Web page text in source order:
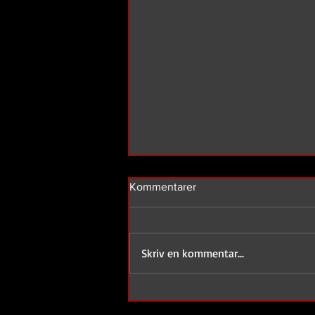
genre.
Kommentarer
Skriv en kommentar...